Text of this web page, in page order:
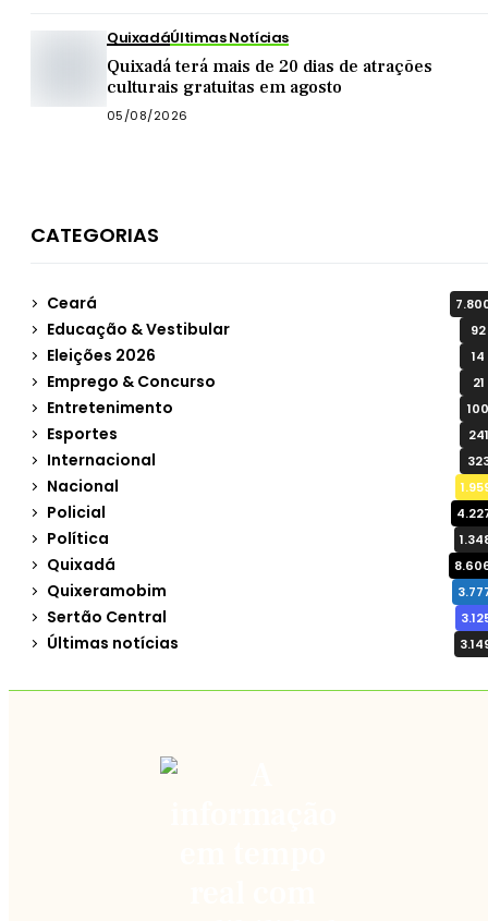
QuixadáÚltimas Notícias
Quixadá terá mais de 20 dias de atrações
culturais gratuitas em agosto
05/08/2026
CATEGORIAS
Ceará
Educação & Vestibular 92
Eleições 2026 14
Emprego & Concurso 21
Entretenimento 100
Esportes 241
Internacional
Nacional
Policial
Política
Quixadá
Quixeramobim
Sertão Central
Últimas notícias